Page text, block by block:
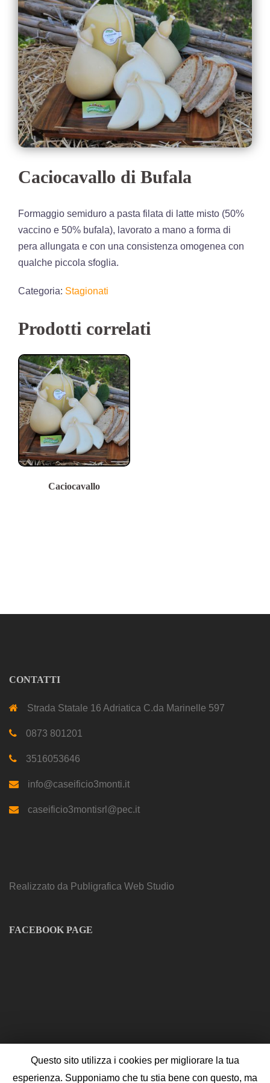
Caciocavallo di Bufala
Formaggio semiduro a pasta filata di latte misto (50%
vaccino e 50% bufala), lavorato a mano a forma di
pera allungata e con una consistenza omogenea con
qualche piccola sfoglia.
Categoria: Stagionati
Prodotti correlati
Caciocavallo
CONTATTI
Strada Statale 16 Adriatica C.da Marinelle 597
0873 801201
3516053646
info@caseificio3monti.it
caseificio3montisrl@pec.it
Realizzato da Publigrafica Web Studio
FACEBOOK PAGE
Questo sito utilizza i cookies per migliorare la tua
esperienza. Supponiamo che tu stia bene con questo, ma